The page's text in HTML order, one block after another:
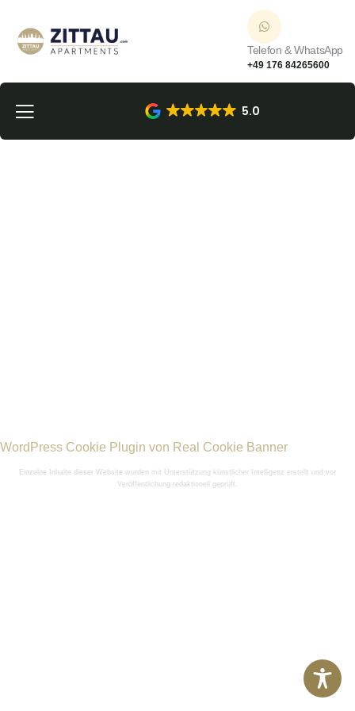
Telefon & WhatsApp
+49 176 84265600
5.0
WordPress Cookie Plugin von Real Cookie Banner
Einzelne Inhalte dieser Website wurden mit Unterstützung künstlicher Intelligenz erstellt und vor
Veröffentlichung redaktionell geprüft.